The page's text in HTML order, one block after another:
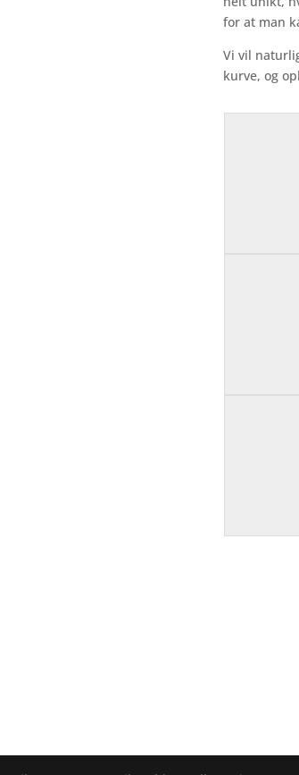
for at man
Vi vil
kurve, og